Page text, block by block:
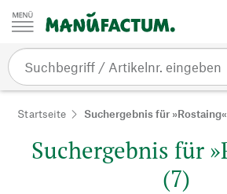
Zum Inhalt springen
Startseite Suchergebnis für »Rostaing«
Suchergebnis für
(7)